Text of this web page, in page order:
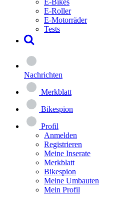
E-Bikes
E-Roller
E-Motorräder
Tests
Nachrichten
Merkblatt
Bikespion
Profil
Anmelden
Registrieren
Meine Inserate
Merkblatt
Bikespion
Meine Umbauten
Mein Profil